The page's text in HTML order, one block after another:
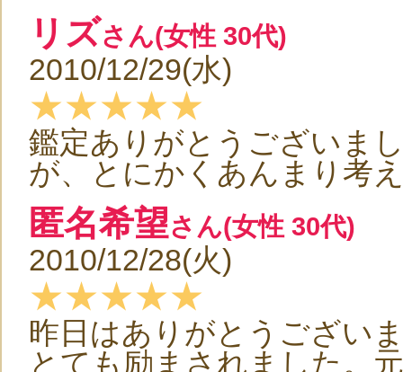
リズさん(女性 30代)
2010/12/29(水)
★★★★★
鑑定ありがとうございま
が、とにかくあんまり考
匿名希望さん(女性 30代)
2010/12/28(火)
★★★★★
昨日はありがとうござい
とても励まされました。